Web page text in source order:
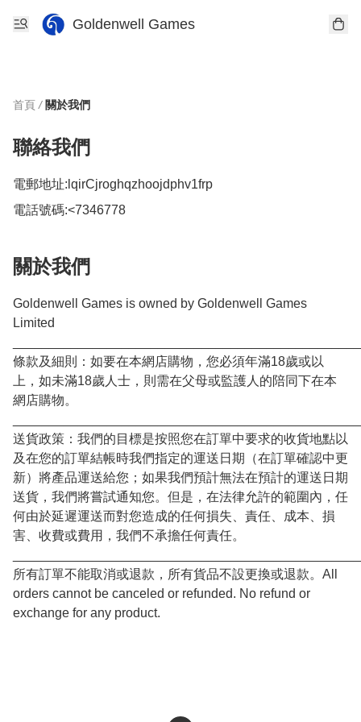
Goldenwell Games
首頁 / 關於我們
聯絡我們
電郵地址: lqirCjroghqzhoojdphv1frp
電話號碼:<7346778
關於我們
Goldenwell Games is owned by Goldenwell Games
Limited
條款及細則：如要在本網店購物，您必須年滿18歲或以
上，如未滿18歲人士，則需在父母或監護人的陪同下在本
網店購物。
送貨政策：我們的目標是按照您在訂單中要求的收貨地點以
及在您的訂單結帳時我們指定的運送日期（在訂單確認中更
新）將產品運送給您；如果我們預計無法在預計的運送日期
送貨，我們將嘗試通知您。但是，在法律允許的範圍內，任
何由於延遲運送而對您造成的任何損失、責任、成本、損
害、收費或費用，我們不承擔任何責任。
所有訂單不能取消或退款，所有貨品不設更換或退款。All
orders cannot be canceled or refunded. No refund or
exchange for any product.